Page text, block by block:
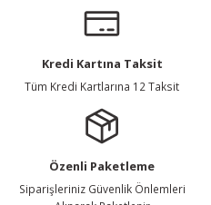
Kredi Kartına Taksit
Tüm Kredi Kartlarına 12 Taksit
Özenli Paketleme
Siparişleriniz Güvenlik Önlemleri